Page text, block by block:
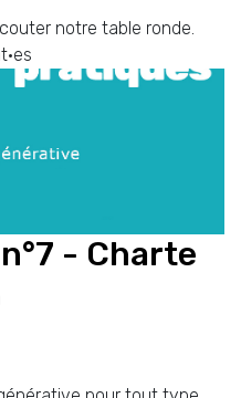
notre table ronde.
- Charte